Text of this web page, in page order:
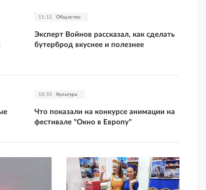
11:11 Общество
Эксперт Войнов рассказал, как сделать
бутерброд вкуснее и полезнее
10:55 Культура
Что показали на конкурсе анимации на
фестивале "Окно в Европу"